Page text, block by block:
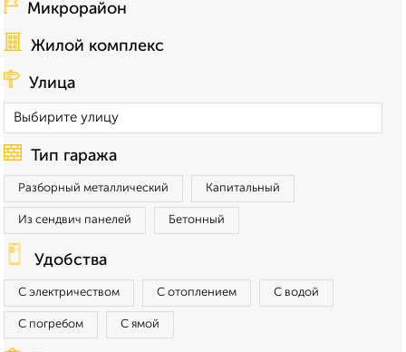
Микрорайон
Жилой комплекс
Улица
Тип гаража
Разборный металлический Капитальный
Из сендвич панелей Бетонный
Удобства
С электричеством С отоплением С водой
С погребом С ямой